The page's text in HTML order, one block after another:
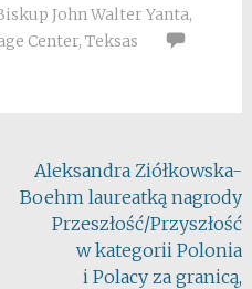
John Walter Yanta,
Center, Teksas
Aleksandra Ziółkowska-
Boehm laureatką nagrody
Przeszłość/Przyszłość
w kategorii Polonia
i Polacy za granicą,